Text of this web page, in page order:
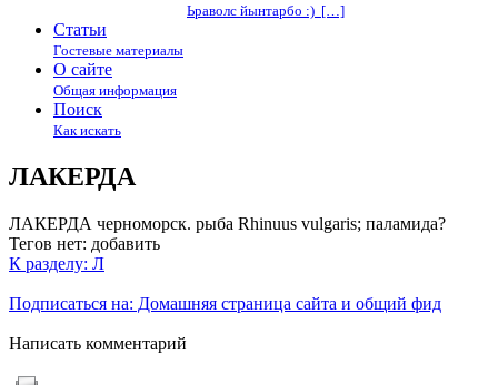
Ьраволс йынтарбо :) […]
Статьи
Гостевые материалы
О сайте
Общая информация
Поиск
Как искать
ЛАКЕРДА
ЛАКЕРДА черноморск. рыба Rhinuus vulgaris; паламида?
Тегов нет: добавить
К разделу: Л
Подписаться на: Домашняя страница сайта и общий фид
Написать комментарий